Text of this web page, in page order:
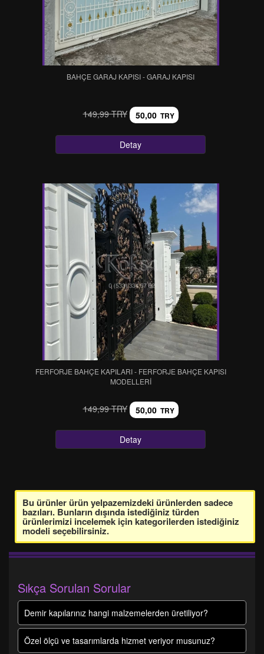
BAHÇE GARAJ KAPISI - GARAJ KAPISI
149,99 TRY 50,00 TRY
Detay
FERFORJE BAHÇE KAPILARI - FERFORJE BAHÇE KAPISI
MODELLERİ
149,99 TRY 50,00 TRY
Detay
Bu ürünler ürün yelpazemizdeki ürünlerden sadece
bazıları. Bunların dışında istediğiniz türden
ürünlerimizi incelemek için kategorilerden istediğiniz
modeli seçebilirsiniz.
Sıkça Sorulan Sorular
Demir kapılarınız hangi malzemelerden üretiliyor?
Özel ölçü ve tasarımlarda hizmet veriyor musunuz?